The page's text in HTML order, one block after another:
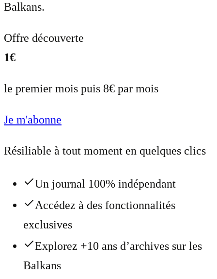
Balkans.
Offre découverte
1€
le premier mois puis 8€ par mois
Je m'abonne
Résiliable à tout moment en quelques clics
Un journal 100% indépendant
Accédez à des fonctionnalités
exclusives
Explorez +10 ans d’archives sur les
Balkans